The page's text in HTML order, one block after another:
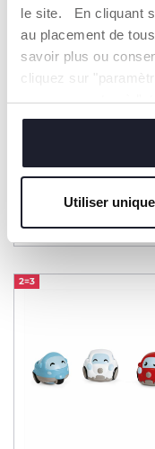
le site. En cliquant
au placement de
savoir plus ou
cliquez sur
vous consentez à
techniques, qui
Utiliser
8,99 €
2=3